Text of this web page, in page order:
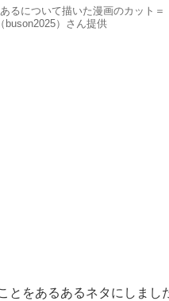
るについて描いた漫画のカット＝
buson2025）さん提供
とをあるあるネタにしまし